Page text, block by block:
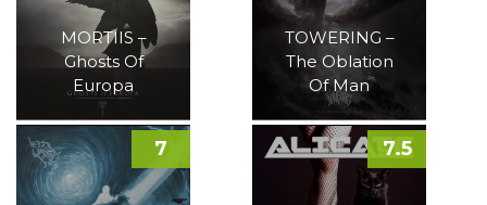
MORTIIS –
Ghosts Of
Europa
TOWERING –
The Oblation
Of Man
7 7.5